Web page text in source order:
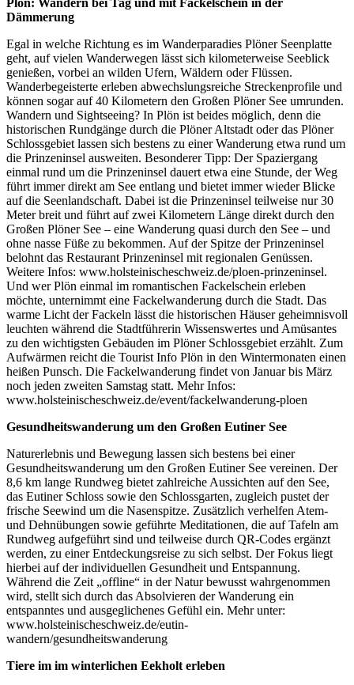
Plön: Wandern bei Tag und mit Fackelschein in der
Dämmerung
Egal in welche Richtung es im Wanderparadies Plöner Seenplatte
geht, auf vielen Wanderwegen lässt sich kilometerweise Seeblick
genießen, vorbei an wilden Ufern, Wäldern oder Flüssen.
Wanderbegeisterte erleben abwechslungsreiche Streckenprofile und
können sogar auf 40 Kilometern den Großen Plöner See umrunden.
Wandern und Sightseeing? In Plön ist beides möglich, denn die
historischen Rundgänge durch die Plöner Altstadt oder das Plöner
Schlossgebiet lassen sich bestens zu einer Wanderung etwa rund um
die Prinzeninsel ausweiten. Besonderer Tipp: Der Spaziergang
einmal rund um die Prinzeninsel dauert etwa eine Stunde, der Weg
führt immer direkt am See entlang und bietet immer wieder Blicke
auf die Seenlandschaft. Dabei ist die Prinzeninsel teilweise nur 30
Meter breit und führt auf zwei Kilometern Länge direkt durch den
Großen Plöner See – eine Wanderung quasi durch den See – und
ohne nasse Füße zu bekommen. Auf der Spitze der Prinzeninsel
belohnt das Restaurant Prinzeninsel mit regionalen Genüssen.
Weitere Infos: www.holsteinischeschweiz.de/ploen-prinzeninsel.
Und wer Plön einmal im romantischen Fackelschein erleben
möchte, unternimmt eine Fackelwanderung durch die Stadt. Das
warme Licht der Fackeln lässt die historischen Häuser geheimnisvoll
leuchten während die Stadtführerin Wissenswertes und Amüsantes
zu den wichtigsten Gebäuden im Plöner Schlossgebiet erzählt. Zum
Aufwärmen reicht die Tourist Info Plön in den Wintermonaten einen
heißen Punsch. Die Fackelwanderung findet von Januar bis März
noch jeden zweiten Samstag statt. Mehr Infos:
www.holsteinischeschweiz.de/event/fackelwanderung-ploen
Gesundheitswanderung um den Großen Eutiner See
Naturerlebnis und Bewegung lassen sich bestens bei einer
Gesundheitswanderung um den Großen Eutiner See vereinen. Der
8,6 km lange Rundweg bietet zahlreiche Aussichten auf den See,
das Eutiner Schloss sowie den Schlossgarten, zugleich pustet der
frische Seewind um die Nasenspitze. Zusätzlich verhelfen Atem-
und Dehnübungen sowie geführte Meditationen, die auf Tafeln am
Rundweg aufgeführt sind und teilweise durch QR-Codes ergänzt
werden, zu einer Entdeckungsreise zu sich selbst. Der Fokus liegt
hierbei auf der individuellen Gesundheit und Entspannung.
Während die Zeit „offline“ in der Natur bewusst wahrgenommen
wird, stellt sich durch das Absolvieren der Wanderung ein
entspanntes und ausgeglichenes Gefühl ein. Mehr unter:
www.holsteinischeschweiz.de/eutin-
wandern/gesundheitswanderung
Tiere im im winterlichen Eekholt erleben